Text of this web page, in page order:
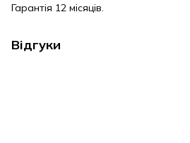
Гарантія 12 місяців.
Відгуки